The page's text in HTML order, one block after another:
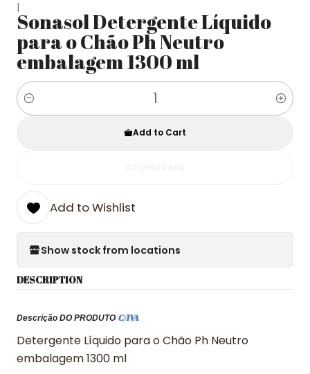
|
Sonasol Detergente Líquido
para o Chão Ph Neutro
embalagem 1300 ml
Quantity
Add to Cart
Add to Wishlist
Show stock from locations
DESCRIPTION
Descrição DO PRODUTO C/IVA
Detergente Líquido para o Chão Ph Neutro
embalagem 1300 ml